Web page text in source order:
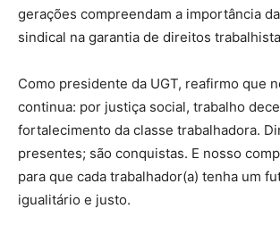
gerações compreendam a importância
sindical na garantia de direitos
Como presidente da UGT, reafirmo que
continua: por justiça social, trabalho
fortalecimento da classe trabalhadora.
presentes; são conquistas. E nosso
para que cada trabalhador(a) tenha um
igualitário e justo.